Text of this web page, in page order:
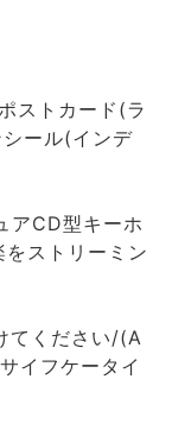
ストカード(ラ
ール(インデ
アCD型キーホ
ストリーミン
てください/(A
イフケータイ